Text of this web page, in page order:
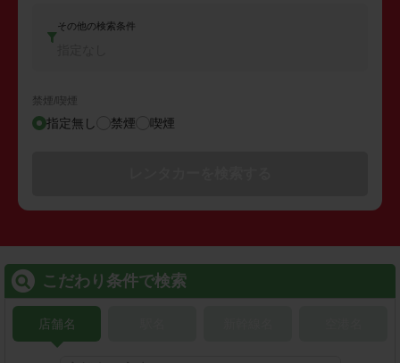
その他の検索条件
禁煙/喫煙
指定無し 禁煙 喫煙
こだわり条件で検索
店舗名